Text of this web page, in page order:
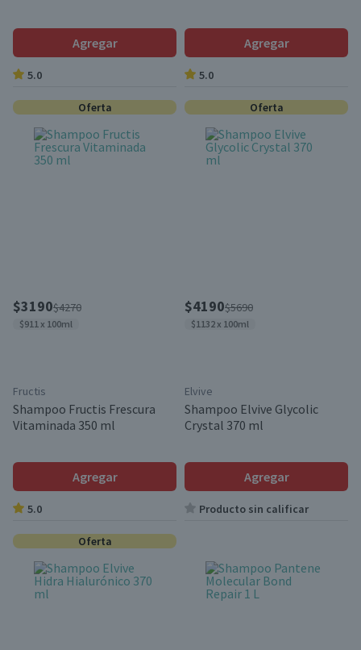
Agregar
5.0
Agregar
5.0
Oferta
$3190$4270
$911 x 100ml
Fructis
Shampoo Fructis Frescura
Vitaminada 350 ml
Agregar
5.0
Oferta
$4190$5690
$1132 x 100ml
Elvive
Shampoo Elvive Glycolic
Crystal 370 ml
Agregar
Producto sin calificar
Oferta